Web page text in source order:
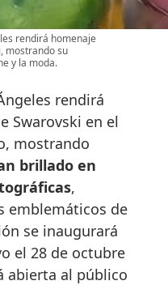
rendirá homenaje
mostrando su
y la moda.
rendirá
Swarovski en el
mostrando
brillado en
,
emblemáticos de
se inaugurará
el 28 de octubre
abierta al público